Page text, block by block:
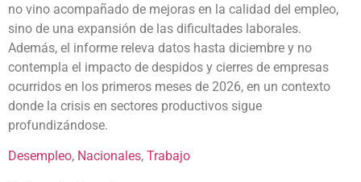
no vino acompañado de mejoras en la calidad del empleo,
sino de una expansión de las dificultades laborales.
Además, el informe releva datos hasta diciembre y no
contempla el impacto de despidos y cierres de empresas
ocurridos en los primeros meses de 2026, en un contexto
donde la crisis en sectores productivos sigue
profundizándose.
Desempleo, Nacionales, Trabajo